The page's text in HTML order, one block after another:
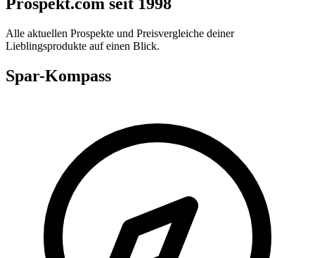
Alle aktuellen Prospekte und Preisvergleiche deiner
Lieblingsprodukte auf einen Blick.
Spar-Kompass